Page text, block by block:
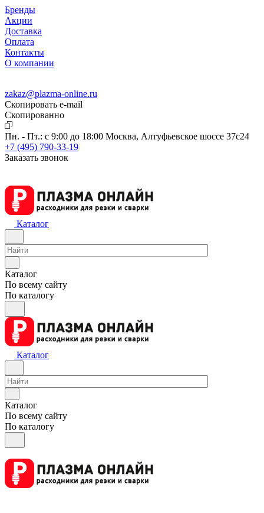
Бренды
Акции
Доставка
Оплата
Контакты
О компании
zakaz@plazma-online.ru
Скопировать e-mail
Cкопированно
Пн. - Пт.: с 9:00 до 18:00 Москва, Алтуфьевское шоссе 37с24
+7 (495) 790-33-19
Заказать звонок
Каталог
Каталог
По всему сайту
По каталогу
Каталог
Каталог
По всему сайту
По каталогу